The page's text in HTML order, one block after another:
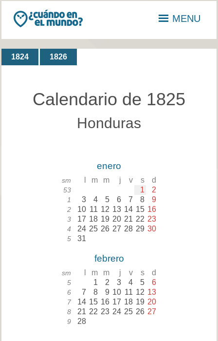
MENU
1824 1826
Calendario de 1825
Honduras
enero
sm m m j v s d
53 1 2
1 3 4 5 6 7 8 9
2 10 11 12 13 14 15 16
3 17 18 19 20 21 22 23
4 24 25 26 27 28 29 30
5 31
febrero
sm m m j v s d
5 1 2 3 4 5 6
6 7 8 9 10 11 12 13
7 14 15 16 17 18 19 20
8 21 22 23 24 25 26 27
9 28